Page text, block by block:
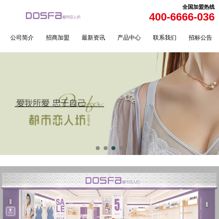
全国加盟热线
400-6666-036
公司简介 招商加盟 最新资讯 产品中心 联系我们 招标公告